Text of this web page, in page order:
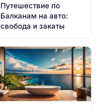
Путешествие по
Балканам на авто:
свобода и закаты